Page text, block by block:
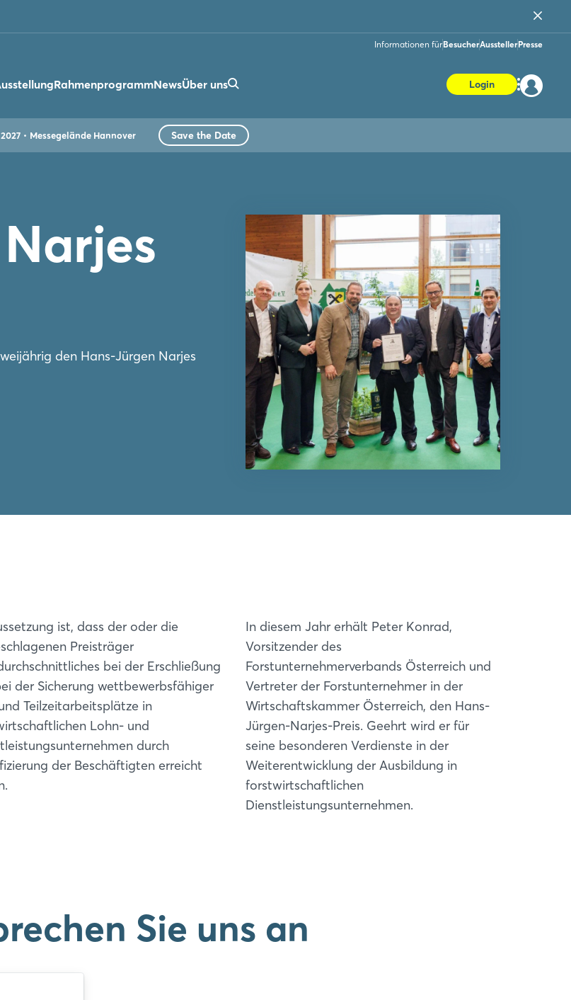
Informationen fürBesucherAusstellerPresse
RahmenprogrammNewsÜber uns Login
Messegelände Hannover Save the Date
den Hans-Jürgen Narjes
ist, dass der oder die
Preisträger
bei der Erschließung
der Sicherung wettbewerbsfähiger
Teilzeitarbeitsplätze in
Lohn- und
durch
der Beschäftigten erreicht
In diesem Jahr erhält Peter Konrad,
Vorsitzender des
Forstunternehmerverbands Österreich und
Vertreter der Forstunternehmer in der
Wirtschaftskammer Österreich, den Hans-
Jürgen-Narjes-Preis. Geehrt wird er für
seine besonderen Verdienste in der
Weiterentwicklung der Ausbildung in
forstwirtschaftlichen
Dienstleistungsunternehmen.
Sie uns an